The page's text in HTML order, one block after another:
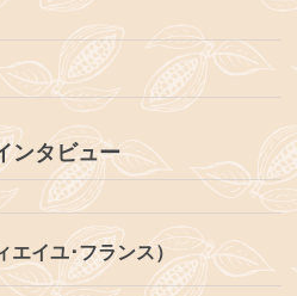
ンタビュー
イユ･フランス）